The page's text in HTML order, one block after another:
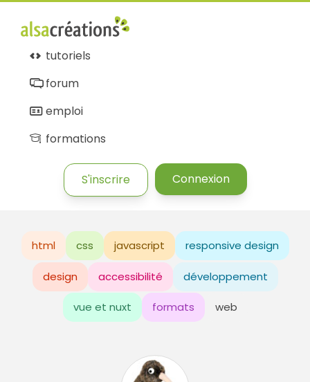
tutoriels
forum
emploi
formations
S'inscrire Connexion
html css javascript responsive design
design accessibilité développement
vue et nuxt formats web